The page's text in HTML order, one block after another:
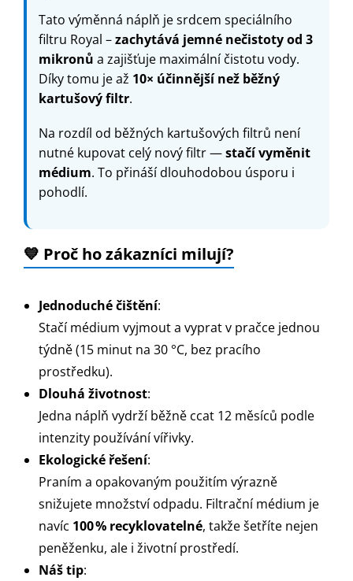
Tato výměnná náplň je srdcem speciálního
filtru Royal –zachytává jemné nečistoty od 3
mikronů a zajišťuje maximální čistotu vody.
Díky tomu je až 10× účinnější než běžný
kartušový filtr.
Na rozdíl od běžných kartušových filtrů není
nutné kupovat celý nový filtr —stačí vyměnit
médium. To přináší dlouhodobou úsporu i
pohodlí.
💙 Proč ho zákazníci milují?
Jednoduché čištění:
Stačí médium vyjmout a vyprat v pračce jednou
týdně (15 minut na 30 °C, bez pracího
prostředku).
Dlouhá životnost:
Jedna náplň vydrží běžně ccat 12 měsíců podle
intenzity používání vířivky.
Ekologické řešení:
Praním a opakovaným použitím výrazně
snižujete množství odpadu. Filtrační médium je
navíc 100 % recyklovatelné, takže šetříte nejen
peněženku, ale i životní prostředí.
Náš tip: